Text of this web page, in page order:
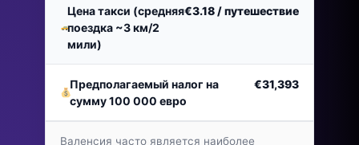
Цена такси (средняя
поездка ~3 км/2
мили)
€3.18 / путешествие
Предполагаемый налог на
сумму 100 000 евро
€31,393
Валенсия часто является наиболее